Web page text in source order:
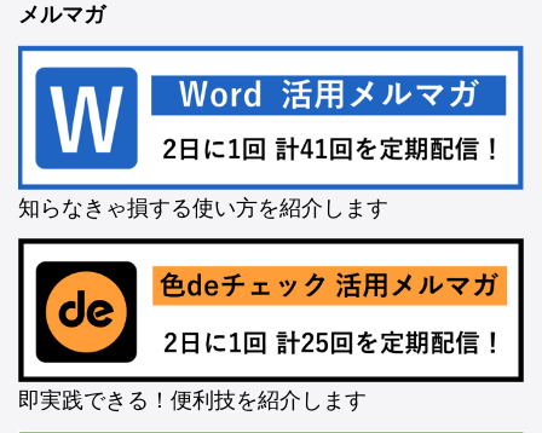
メルマガ
知らなきゃ損する使い方を紹介します
即実践できる！便利技を紹介します